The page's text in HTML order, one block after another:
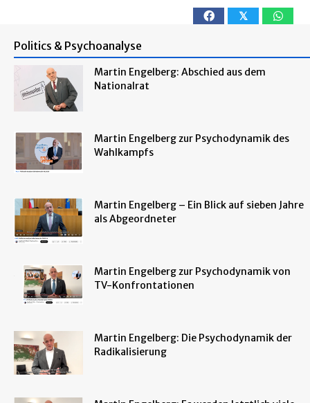
𝕏
Politics & Psychoanalyse
Martin Engelberg: Abschied aus dem
Nationalrat
Martin Engelberg zur Psychodynamik des
Wahlkampfs
Martin Engelberg – Ein Blick auf sieben Jahre
als Abgeordneter
Martin Engelberg zur Psychodynamik von
TV-Konfrontationen
Martin Engelberg: Die Psychodynamik der
Radikalisierung